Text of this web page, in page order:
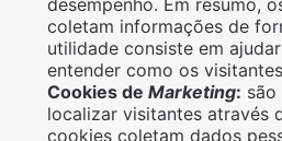
desempenho. Em resumo,
coletam informações de
utilidade consiste em
entender como os
Cookies de Marketing:
localizar visitantes através
cookies coletam dados